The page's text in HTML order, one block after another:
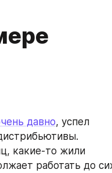
давно, успел
какие-то жили
работать до